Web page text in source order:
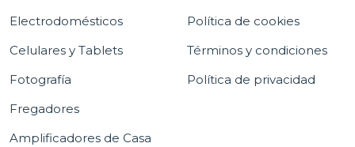
Electrodomésticos
Celulares y Tablets
Fotografía
Fregadores
Amplificadores de Casa
Política de cookies
Términos y condiciones
Política de privacidad